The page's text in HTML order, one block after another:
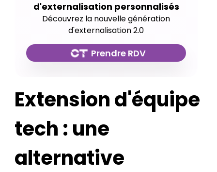
d'externalisation personnalisés
Découvrez la nouvelle génération
d'externalisation 2.0
Prendre RDV
Extension d'équipe
tech : une
alternative